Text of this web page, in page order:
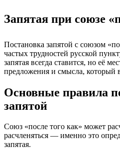
Запятая при союзе
Постановка запятой с союзом
частых трудностей русской
запятая всегда ставится, но её
предложения и смысла, который
Основные правила
запятой
Союз «после того как» может
расчленяться — именно это
запятая.